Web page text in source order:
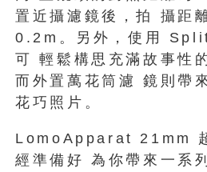
置近攝濾鏡後，拍 攝距
0.2m。另外，使用
可 輕鬆構思充滿故事性
而外置萬花筒濾 鏡則帶
花巧照片。
LomoApparat 21mm
經準備好 為你帶來一系